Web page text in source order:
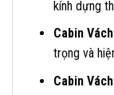
kính dựng
Cabin
trọng và
Cabin